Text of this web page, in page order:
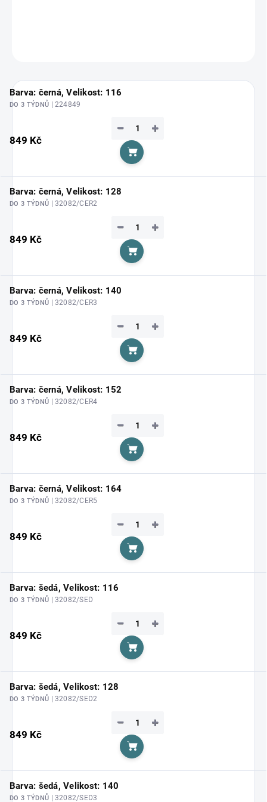
Barva: černá, Velikost: 116
DO 3 TÝDNŮ | 224849
849 Kč
+
−
Do košíku
Barva: černá, Velikost: 128
DO 3 TÝDNŮ | 32082/CER2
849 Kč
+
−
Do košíku
Barva: černá, Velikost: 140
DO 3 TÝDNŮ | 32082/CER3
849 Kč
+
−
Do košíku
Barva: černá, Velikost: 152
DO 3 TÝDNŮ | 32082/CER4
849 Kč
+
−
Do košíku
Barva: černá, Velikost: 164
DO 3 TÝDNŮ | 32082/CER5
849 Kč
+
−
Do košíku
Barva: šedá, Velikost: 116
DO 3 TÝDNŮ | 32082/SED
849 Kč
+
−
Do košíku
Barva: šedá, Velikost: 128
DO 3 TÝDNŮ | 32082/SED2
849 Kč
+
−
Do košíku
Barva: šedá, Velikost: 140
DO 3 TÝDNŮ | 32082/SED3